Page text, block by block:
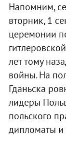
Напомним,
вторник, 1
церемонии
лет тому
войны. На
Гданьска
лидеры
польского
дипломаты и